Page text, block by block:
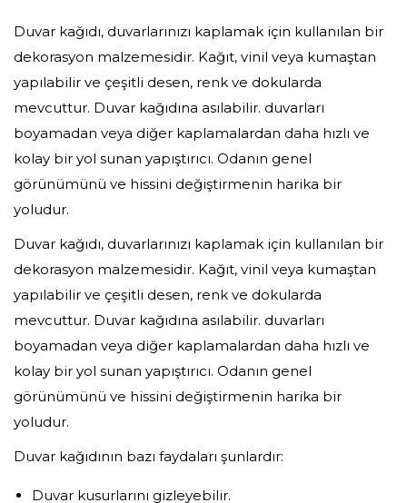
Duvar kağıdı, duvarlarınızı kaplamak için kullanılan bir
dekorasyon malzemesidir. Kağıt, vinil veya kumaştan
yapılabilir ve çeşitli desen, renk ve dokularda
mevcuttur. Duvar kağıdına asılabilir. duvarları
boyamadan veya diğer kaplamalardan daha hızlı ve
kolay bir yol sunan yapıştırıcı. Odanın genel
görünümünü ve hissini değiştirmenin harika bir
yoludur.
Duvar kağıdı, duvarlarınızı kaplamak için kullanılan bir
dekorasyon malzemesidir. Kağıt, vinil veya kumaştan
yapılabilir ve çeşitli desen, renk ve dokularda
mevcuttur. Duvar kağıdına asılabilir. duvarları
boyamadan veya diğer kaplamalardan daha hızlı ve
kolay bir yol sunan yapıştırıcı. Odanın genel
görünümünü ve hissini değiştirmenin harika bir
yoludur.
Duvar kağıdının bazı faydaları şunlardır:
Duvar kusurlarını gizleyebilir.